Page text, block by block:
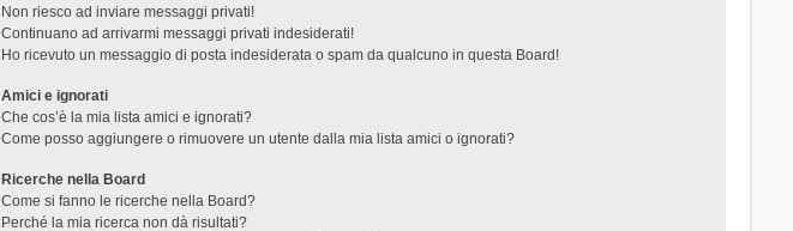
Non riesco ad inviare messaggi privati!
Continuano ad arrivarmi messaggi privati indesiderati!
Ho ricevuto un messaggio di posta indesiderata o spam da qualcuno in questa Board!
Amici e ignorati
Che cos’è la mia lista amici e ignorati?
Come posso aggiungere o rimuovere un utente dalla mia lista amici o ignorati?
Ricerche nella Board
Come si fanno le ricerche nella Board?
Perché la mia ricerca non dà risultati?